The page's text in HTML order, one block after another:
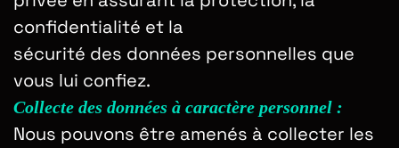
confidentialité et la
sécurité des données personnelles que
vous lui confiez.
Collecte des données à caractère personnel :
Nous pouvons être amenés à collecter les